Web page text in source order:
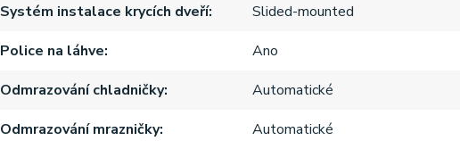
Systém instalace krycích dveří
Slided-mounted
Police na láhve
Ano
Odmrazování chladničky
Automatické
Odmrazování mrazničky
Automatické